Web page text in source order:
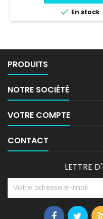
 En stock
PRODUITS
NOTRE SOCIÉTÉ
VOTRE COMPTE
CONTACT
LETTRE